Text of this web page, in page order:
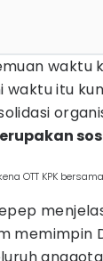
waktu
waktu itu
OTT KPK
memimpin